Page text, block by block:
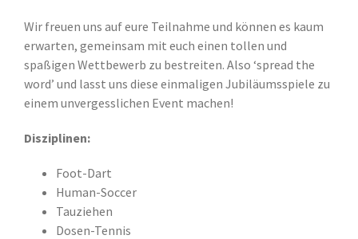
Wir freuen uns auf eure Teilnahme und können es kaum
erwarten, gemeinsam mit euch einen tollen und
spaßigen Wettbewerb zu bestreiten. Also ‘spread the
word’ und lasst uns diese einmaligen Jubiläumsspiele zu
einem unvergesslichen Event machen!
Disziplinen:
Foot-Dart
Human-Soccer
Tauziehen
Dosen-Tennis